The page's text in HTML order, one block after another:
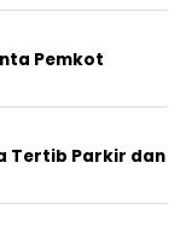
Pemkot
Tertib Parkir dan